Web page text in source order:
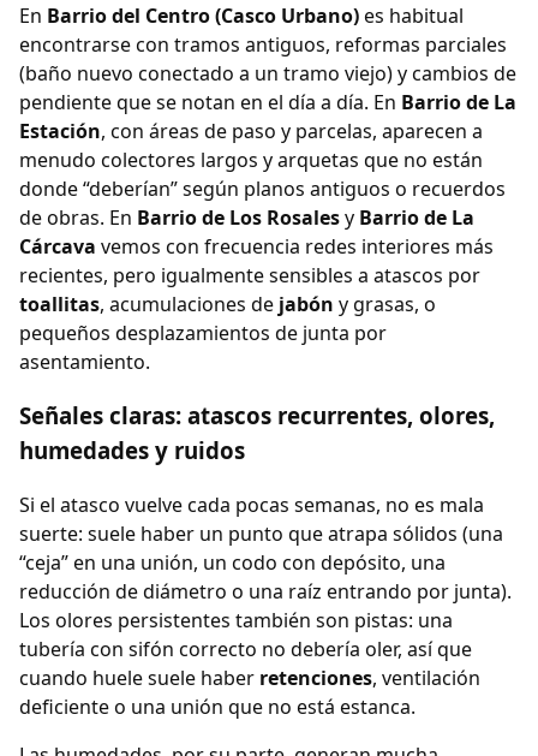
En Barrio del Centro (Casco Urbano)es habitual
encontrarse con tramos antiguos, reformas parciales
(baño nuevo conectado a un tramo viejo) y cambios de
pendiente que se notan en el día a día. En Barrio de La
Estación, con áreas de paso y parcelas, aparecen a
menudo colectores largos y arquetas que no están
donde “deberían” según planos antiguos o recuerdos
de obras. En Barrio de Los Rosalesy Barrio de La
Cárcava vemos con frecuencia redes interiores más
recientes, pero igualmente sensibles a atascos por
toallitas, acumulaciones de jabón y grasas, o
pequeños desplazamientos de junta por
asentamiento.
Señales claras: atascos recurrentes, olores,
humedades y ruidos
Si el atasco vuelve cada pocas semanas, no es mala
suerte: suele haber un punto que atrapa sólidos (una
“ceja” en una unión, un codo con depósito, una
reducción de diámetro o una raíz entrando por junta).
Los olores persistentes también son pistas: una
tubería con sifón correcto no debería oler, así que
cuando huele suele haber retenciones, ventilación
deficiente o una unión que no está estanca.